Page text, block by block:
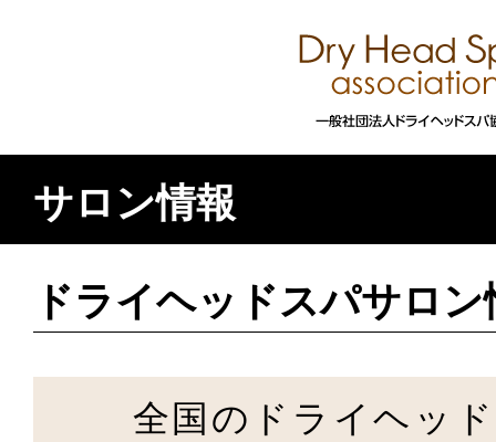
サロン情報
ドライヘッドスパサロン
全国のドライヘッ